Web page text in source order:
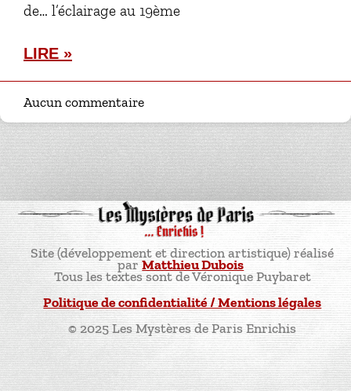
de… l’éclairage au 19ème
LIRE »
Aucun commentaire
Site (développement et direction artistique) réalisé
parMatthieu Dubois
Tous les textes sont de Véronique Puybaret
Politique de confidentialité / Mentions légales
© 2025 Les Mystères de Paris Enrichis